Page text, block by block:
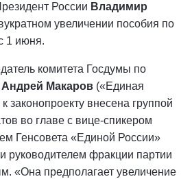
России Владимир
увеличении пособия по
1 июня.
комитета Госдумы по
Андрей Макаров («Единая
законопроекту внесена группой
во главе с вице-спикером
Генсовета «Единой России»
руководителем фракции партии
«Она предполагает увеличение